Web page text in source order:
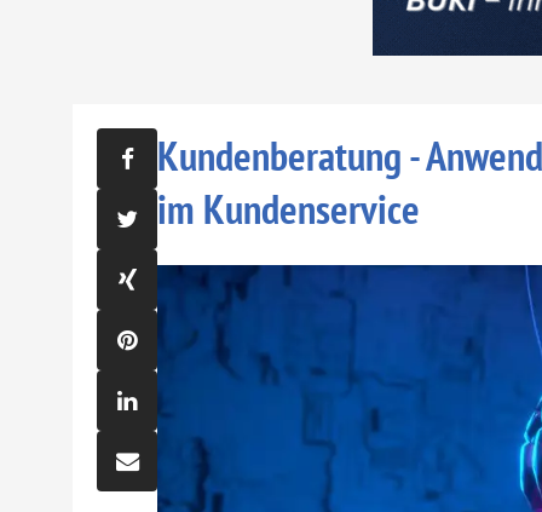
Kundenberatung -
im Kundenservice